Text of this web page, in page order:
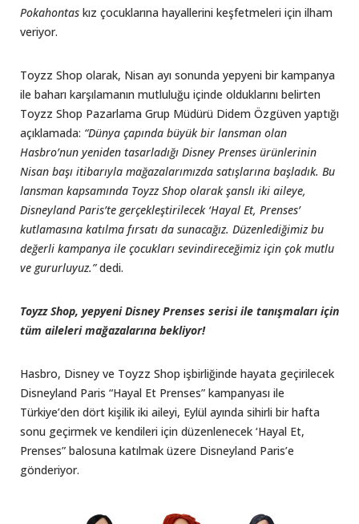
Pokahontas kız çocuklarına hayallerini keşfetmeleri için ilham
veriyor.
Toyzz Shop olarak, Nisan ayı sonunda yepyeni bir kampanya
ile baharı karşılamanın mutluluğu içinde olduklarını belirten
Toyzz Shop Pazarlama Grup Müdürü Didem Özgüven yaptığı
açıklamada: “Dünya çapında büyük bir lansman olan
Hasbro’nun yeniden tasarladığı Disney Prenses ürünlerinin
Nisan başı itibarıyla mağazalarımızda satışlarına başladık. Bu
lansman kapsamında Toyzz Shop olarak şanslı iki aileye,
Disneyland Paris’te gerçekleştirilecek ‘Hayal Et, Prenses’
kutlamasına katılma fırsatı da sunacağız. Düzenlediğimiz bu
değerli kampanya ile çocukları sevindireceğimiz için çok mutlu
ve gururluyuz.”dedi.
Toyzz Shop, yepyeni Disney Prenses serisi ile tanışmaları için
tüm aileleri mağazalarına bekliyor!
Hasbro, Disney ve Toyzz Shop işbirliğinde hayata geçirilecek
Disneyland Paris “Hayal Et Prenses” kampanyası ile
Türkiye’den dört kişilik iki aileyi, Eylül ayında sihirli bir hafta
sonu geçirmek ve kendileri için düzenlenecek ‘Hayal Et,
Prenses” balosuna katılmak üzere Disneyland Paris’e
gönderiyor.